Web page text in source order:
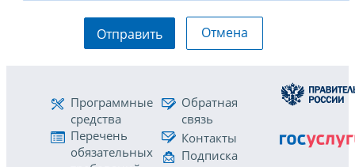
Отправить Отмена
Программные
средства
Перечень
обязательных
Обратная
связь
Контакты
Подписка